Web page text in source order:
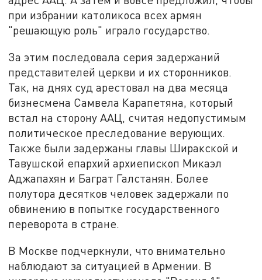
при избрании католикоса всех армян
"решающую роль" играло государство.
За этим последовала серия задержаний
представителей церкви и их сторонников.
Так, на днях суд арестовал на два месяца
бизнесмена Самвела Карапетяна, который
встал на сторону ААЦ, считая недопустимым
политическое преследование верующих.
Также были задержаны главы Ширакской и
Тавушской епархий архиепископ Микаэл
Аджапахян и Баграт Галстанян. Более
полутора десятков человек задержали по
обвинению в попытке государственного
переворота в стране.
В Москве подчеркнули, что внимательно
наблюдают за ситуацией в Армении. В